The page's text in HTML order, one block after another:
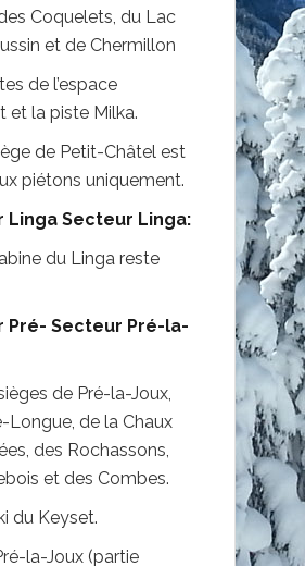
Coquelets, du Lac
et de Chermillon
de l’espace
et la piste Milka.
de Petit-Châtel est
piétons uniquement.
Linga Secteur Linga:
du Linga reste
Pré- Secteur Pré-la-
de Pré-la-Joux,
Longue, de la Chaux
des Rochassons,
et des Combes.
du Keyset.
la-Joux (partie